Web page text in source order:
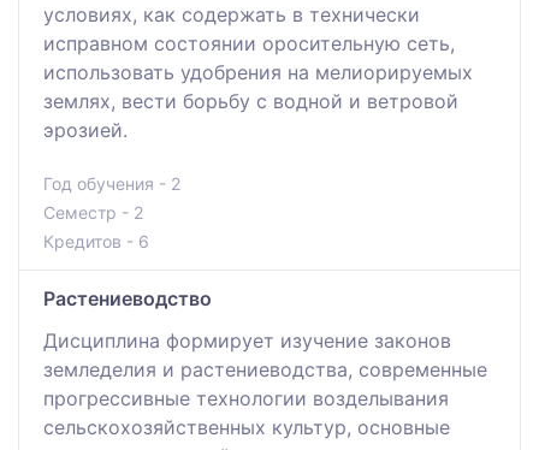
условиях, как содержать в технически
исправном состоянии оросительную сеть,
использовать удобрения на мелиорируемых
землях, вести борьбу с водной и ветровой
эрозией.
Год обучения - 2
Семестр - 2
Кредитов - 6
Растениеводство
Дисциплина формирует изучение законов
земледелия и растениеводства, современные
прогрессивные технологии возделывания
сельскохозяйственных культур, основные